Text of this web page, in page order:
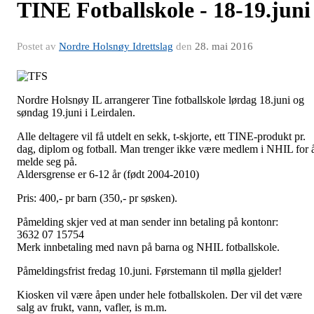
TINE Fotballskole - 18-19.juni
Postet av Nordre Holsnøy Idrettslag den 28. mai 2016
Nordre Holsnøy IL arrangerer Tine fotballskole lørdag 18.juni og
søndag 19.juni i Leirdalen.
Alle deltagere vil få utdelt en sekk, t-skjorte, ett TINE-produkt pr.
dag, diplom og fotball. Man trenger ikke være medlem i NHIL for
melde seg på.
Aldersgrense er 6-12 år (født 2004-2010)
Pris: 400,- pr barn (350,- pr søsken).
Påmelding skjer ved at man sender inn betaling på kontonr:
3632 07 15754
Merk innbetaling med navn på barna og NHIL fotballskole.
Påmeldingsfrist fredag 10.juni. Førstemann til mølla gjelder!
Kiosken vil være åpen under hele fotballskolen. Der vil det være
salg av frukt, vann, vafler, is m.m.